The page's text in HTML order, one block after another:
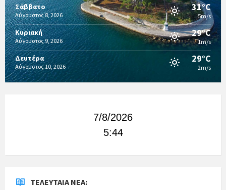
Σάββατο
Αύγουστος 8, 2026
31°C
5m/s
Κυριακή
Αύγουστος 9, 2026
29°C
1m/s
Δευτέρα
Αύγουστος 10, 2026
29°C
2m/s
7/8/2026
5:44
ΤΕΛΕΥΤΑΊΑ ΝΈΑ: